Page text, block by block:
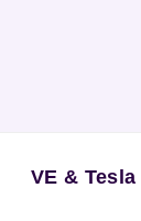
VE & Tesla